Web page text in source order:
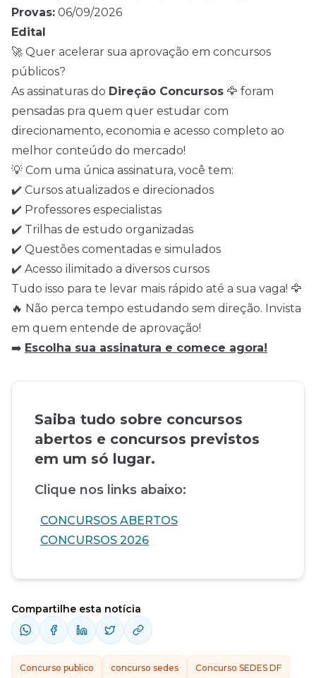
Provas: 06/09/2026
Edital
🚀 Quer acelerar sua aprovação em concursos
públicos?
As assinaturas do Direção Concursos 🦅 foram
pensadas pra quem quer estudar com
direcionamento, economia e acesso completo ao
melhor conteúdo do mercado!
💡 Com uma única assinatura, você tem:
✔️ Cursos atualizados e direcionados
✔️ Professores especialistas
✔️ Trilhas de estudo organizadas
✔️ Questões comentadas e simulados
✔️ Acesso ilimitado a diversos cursos
Tudo isso para te levar mais rápido até a sua vaga! 🦅
🔥 Não perca tempo estudando sem direção. Invista
em quem entende de aprovação!
➡️ Escolha sua assinatura e comece agora!
Saiba tudo sobre concursos
abertos e concursos previstos
em um só lugar.
Clique nos links abaixo:
CONCURSOS ABERTOS
CONCURSOS 2026
Compartilhe esta notícia
Concurso publico concurso sedes Concurso SEDES DF